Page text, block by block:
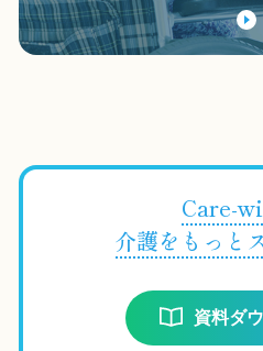
Care-
介護をもっと
資料ダ